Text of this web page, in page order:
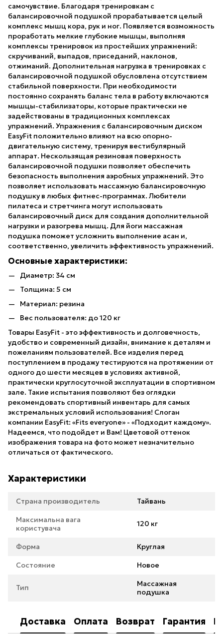
самочувствие. Благодаря тренировкам с
балансировочной подушкой прорабатывается целый
комплекс мышц кора, рук и ног. Появляется возможность
проработать мелкие глубокие мышцы, выполняя
комплексы тренировок из простейших упражнений:
скручиваний, выпадов, приседаний, наклонов,
отжиманий. Дополнительная нагрузка в тренировках с
балансировочной подушкой обусловлена отсутствием
стабильной поверхности. При необходимости
постоянно сохранять баланс тела в работу включаются
мышцы-стабилизаторы, которые практически не
задействованы в традиционных комплексах
упражнений. Упражнения с балансировочным диском
EasyFit положительно влияют на всю опорно-
двигательную систему, тренируя вестибулярный
аппарат. Нескользящая резиновая поверхность
балансировочной подушки позволяет обеспечить
безопасность выполнения аэробных упражнений. Это
позволяет использовать массажную балансировочную
подушку в любых фитнес-программах. Любители
пилатеса и стретчинга могут использовать
балансировочный диск для создания дополнительной
нагрузки и разогрева мышц. Для йоги массажная
подушка поможет усложнить выполнение асан и,
соответственно, увеличить эффективность упражнений.
Основные характеристики:
Диаметр: 34 см
Толщина: 5 см
Материал: резина
Вес пользователя: до 120 кг
Товары EasyFit - это эффективность и долговечность,
удобство и современный дизайн, внимание к деталям и
пожеланиям пользователей. Все изделия перед
поступлением в продажу тестируются на протяжении от
одного до шести месяцев в условиях активной,
практически круглосуточной эксплуатации в спортивном
зале. Такие испытания позволяют без оглядки
рекомендовать спортивный инвентарь для самых
экстремальных условий использования! Слоган
компании EasyFit: «Fits everyone» - «Подходит каждому».
Надеемся, что подойдет и Вам! Цветовой оттенок
изображения товара на фото может незначительно
отличаться от фактического.
Характеристики
Страна производитель Тайвань
Максимальна вага
користувача
120 кг
Форма Круглая
Состояние Новое
Тип
Массажная
подушка
Доставка Оплата Возврат Гарантия